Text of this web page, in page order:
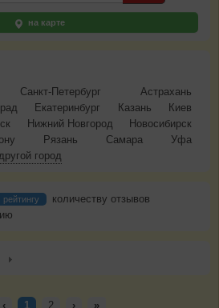
на карте
Санкт-Петербург
Астрахань
Екатеринбург Казань
Киев
Нижний Новгород
Новосибирск
Рязань Самара
Уфа
город
рейтингу
количеству отзывов
‹ 1 2 › »